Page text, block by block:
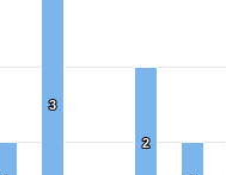
3
3
2
2